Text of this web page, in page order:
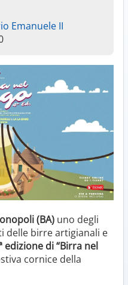
Emanuele II
(BA) uno degli
delle birre artigianali e
edizione di “Birra nel
cornice della